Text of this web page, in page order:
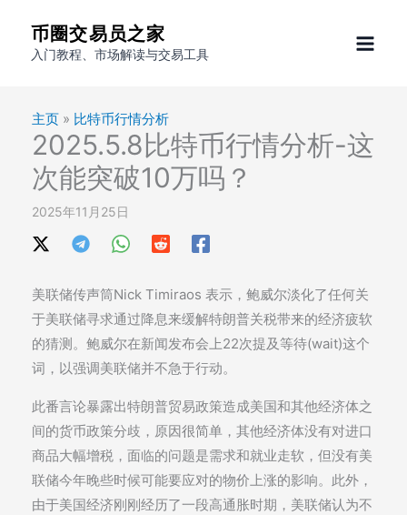
币圈交易员之家
入门教程、市场解读与交易工具
主页 » 比特币行情分析
2025.5.8比特币行情分析-这
次能突破10万吗？
2025年11月25日
美联储传声筒Nick Timiraos 表示，鲍威尔淡化了任何关
于美联储寻求通过降息来缓解特朗普关税带来的经济疲软
的猜测。鲍威尔在新闻发布会上22次提及等待(wait)这个
词，以强调美联储并不急于行动。
此番言论暴露出特朗普贸易政策造成美国和其他经济体之
间的货币政策分歧，原因很简单，其他经济体没有对进口
商品大幅增税，面临的问题是需求和就业走软，但没有美
联储今年晚些时候可能要应对的物价上涨的影响。此外，
由于美国经济刚刚经历了一段高通胀时期，美联储认为不